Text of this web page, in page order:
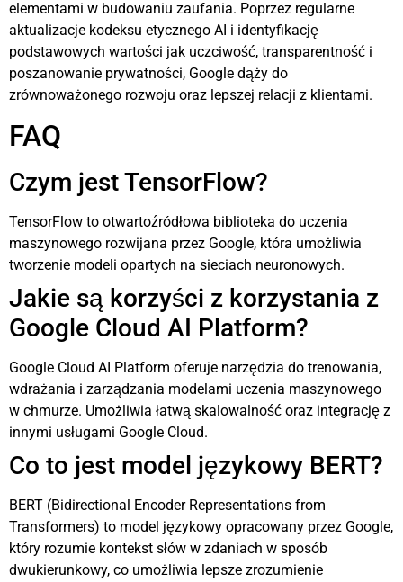
elementami w budowaniu zaufania. Poprzez regularne
aktualizacje kodeksu etycznego AI i identyfikację
podstawowych wartości jak uczciwość, transparentność i
poszanowanie prywatności, Google dąży do
zrównoważonego rozwoju oraz lepszej relacji z klientami.
FAQ
Czym jest TensorFlow?
TensorFlow to otwartoźródłowa biblioteka do uczenia
maszynowego rozwijana przez Google, która umożliwia
tworzenie modeli opartych na sieciach neuronowych.
Jakie są korzyści z korzystania z
Google Cloud AI Platform?
Google Cloud AI Platform oferuje narzędzia do trenowania,
wdrażania i zarządzania modelami uczenia maszynowego
w chmurze. Umożliwia łatwą skalowalność oraz integrację z
innymi usługami Google Cloud.
Co to jest model językowy BERT?
BERT (Bidirectional Encoder Representations from
Transformers) to model językowy opracowany przez Google,
który rozumie kontekst słów w zdaniach w sposób
dwukierunkowy, co umożliwia lepsze zrozumienie